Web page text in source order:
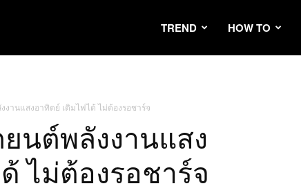
TREND HOW TO
งานแสงอาทิตย์ เติมไฟได้ ไม่ต้องรอชาร์จ
นต์พลังงานแสง
ไม่ต้องรอชาร์จ